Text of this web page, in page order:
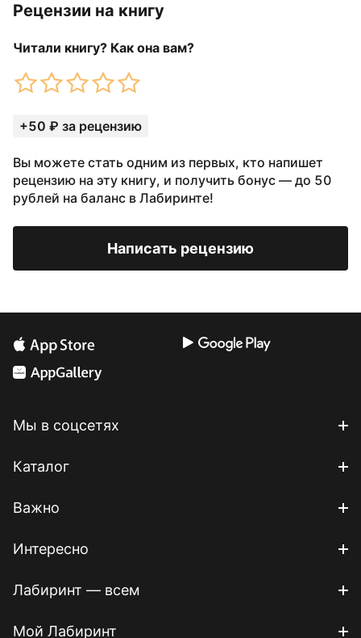
Рецензии на книгу
Читали книгу? Как она вам?
+50 ₽ за рецензию
Вы можете стать одним из первых, кто напишет
рецензию на эту книгу, и получить бонус — до 50
рублей на баланс в Лабиринте!
Написать рецензию
Мы в соцсетях
Каталог
Важно
Интересно
Лабиринт — всем
Мой Лабиринт